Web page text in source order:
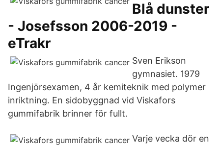
Blå dunster
- Josefsson 2006-2019 -
eTrakr
Sven Erikson
gymnasiet. 1979
Ingenjörsexamen, 4 år kemiteknik med polymer
inriktning. En sidobyggnad vid Viskafors
gummifabrik brinner för fullt.
Varje vecka dör en